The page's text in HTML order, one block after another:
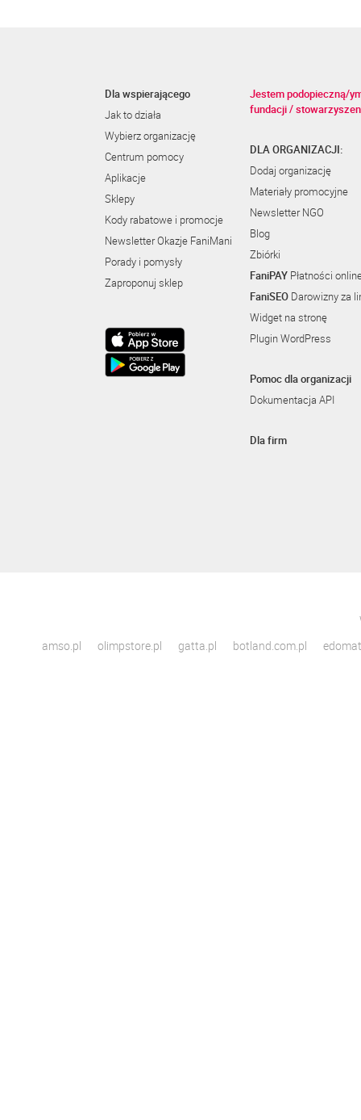
Dla wspierającego
Jak to działa
Wybierz organizację
Centrum pomocy
Aplikacje
Sklepy
Kody rabatowe i promocje
Newsletter Okazje FaniMani
Porady i pomysły
Zaproponuj sklep
Jestem podopieczną/
fundacji /
DLA ORGANIZACJI:
Dodaj organizację
Materiały promocyjne
Newsletter NGO
Blog
Zbiórki
FaniPAY Płatności
FaniSEO Darowizny za
Widget na stronę
Plugin WordPress
Pomoc dla organizacji
Dokumentacja API
Dla firm
amso.pl
olimpstore.pl gatta.pl botland.com.pl